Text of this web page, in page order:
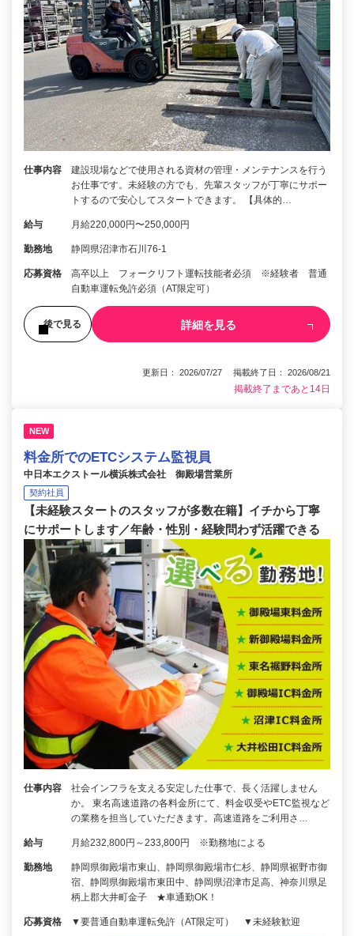
仕事内容
建設現場などで使用される資材の管理・メンテナンスを行う
お仕事です。未経験の方でも、先輩スタッフが丁寧にサポー
トするので安心してスタートできます。 【具体的…
給与 月給220,000円〜250,000円
勤務地 静岡県沼津市石川76-1
応募資格
高卒以上 フォークリフト運転技能者必須 ※経験者 普通
自動車運転免許必須（AT限定可）
後で見る 詳細を見る
更新日： 2026/07/27 掲載終了日： 2026/08/21
掲載終了まであと14日
NEW
料金所でのETCシステム監視員
中日本エクストール横浜株式会社 御殿場営業所
契約社員
【未経験スタートのスタッフが多数在籍】イチから丁寧
にサポートします／年齢・性別・経験問わず活躍できる
仕事内容
社会インフラを支える安定した仕事で、長く活躍しません
か。 東名高速道路の各料金所にて、料金収受やETC監視など
の業務を担当していただきます。高速道路をご利用さ…
給与 月給232,800円～233,800円 ※勤務地による
勤務地
静岡県御殿場市東山、静岡県御殿場市仁杉、静岡県裾野市御
宿、静岡県御殿場市東田中、静岡県沼津市足高、神奈川県足
柄上郡大井町金子 ★車通勤OK！
応募資格 ▼要普通自動車運転免許（AT限定可） ▼未経験歓迎